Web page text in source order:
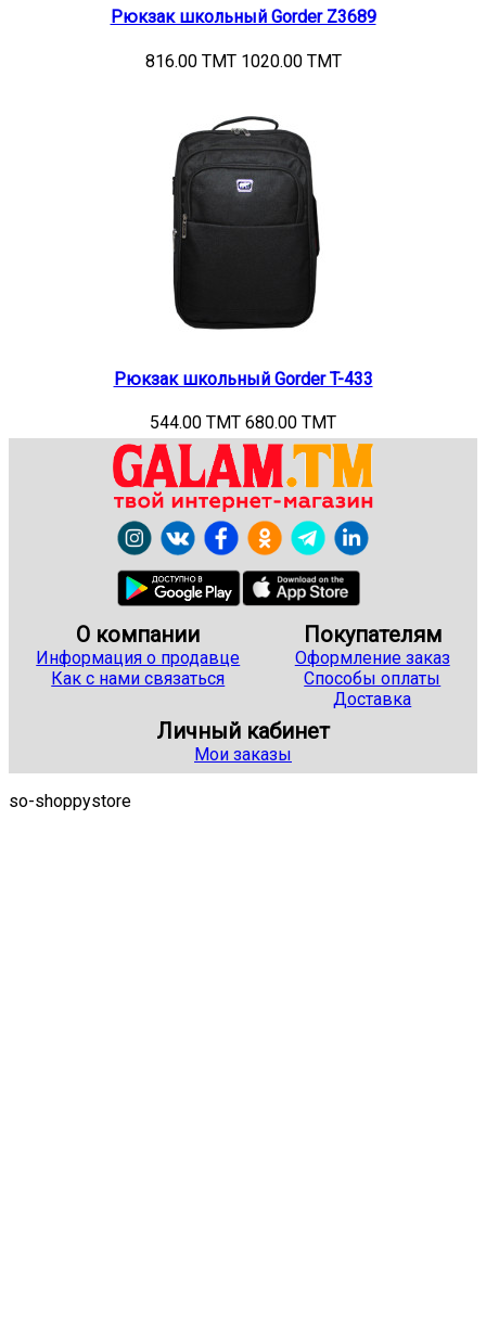
Рюкзак школьный Gorder Z3689
816.00 TMT 1020.00 TMT
Рюкзак школьный Gorder T-433
544.00 TMT 680.00 TMT
О компании
Информация о продавце
Как с нами связаться
Покупателям
Оформление заказ
Способы оплаты
Доставка
Личный кабинет
Мои заказы
so-shoppystore